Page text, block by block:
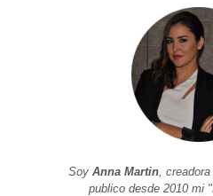
Soy Anna Martin, creadora
publico desde 2010 mi
base a cómo